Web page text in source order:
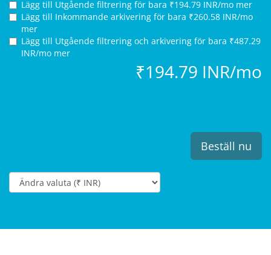
Lägg till Utgående filtrering för bara ₹194.79 INR/mo mer
Lägg till Inkommande arkivering för bara ₹260.58 INR/mo
mer
Lägg till Utgående filtrering och arkivering för bara ₹487.29
INR/mo mer
₹194.79 INR/mo
Beställ nu